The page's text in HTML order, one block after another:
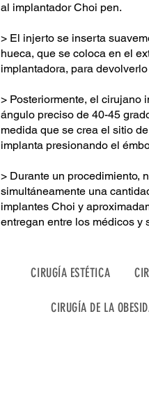
al implantador Choi pen.
> El injerto se inserta
hueca, que se coloca en el
implantadora, para
> Posteriormente, el cirujano
ángulo preciso de 40-45
medida que se crea el sitio
implanta presionando el
> Durante un procedimiento,
simultáneamente una
implantes Choi y
entregan entre los médicos y
CIRUGÍA ESTÉTICA
CIRUGÍA DE LA